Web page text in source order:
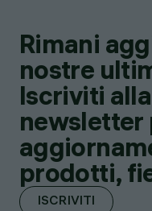
Rimani
nostre
Iscriviti
newsletter
prodotti,
ISCRIVITI